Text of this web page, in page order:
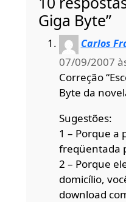
Giga Byte”
Carlos
07/09/2007
Correção
Byte da
Sugestões:
1 – Porque a
freqüentada
2 – Porque
domicílio,
download